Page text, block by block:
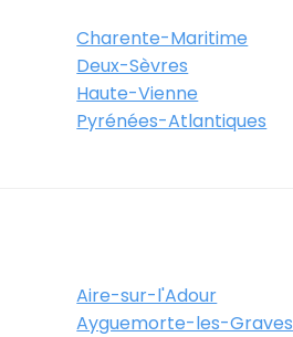
Charente-Maritime
Deux-Sèvres
Haute-Vienne
Pyrénées-Atlantiques
Aire-sur-l'Adour
Ayguemorte-les-Graves